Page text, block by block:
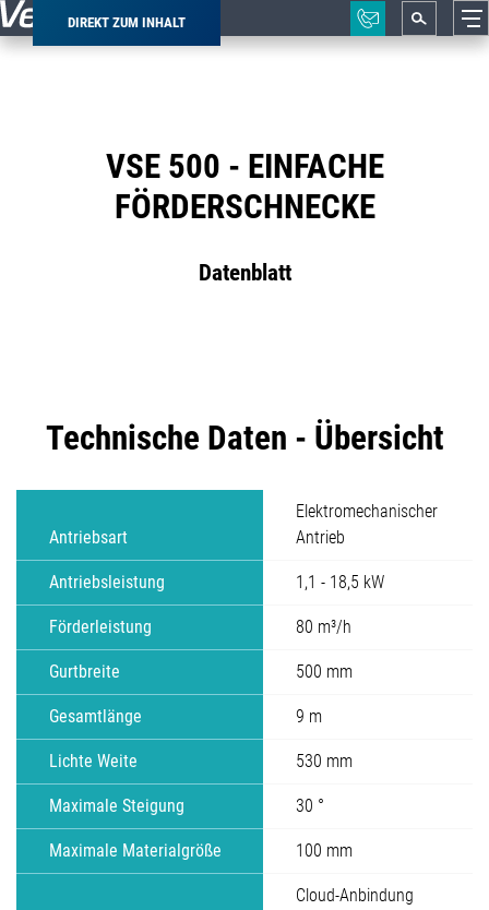
DIREKT ZUM INHALT
Pfadnavigation
VSE 500 - EINFACHE
FÖRDERSCHNECKE
Datenblatt
Technische Daten - Übersicht
Antriebsart
Elektromechanischer
Antrieb
Antriebsleistung 1,1 - 18,5 kW
Förderleistung 80 m³/h
Gurtbreite 500 mm
Gesamtlänge 9 m
Lichte Weite 530 mm
Maximale Steigung 30 °
Maximale Materialgröße 100 mm
Cloud-Anbindung